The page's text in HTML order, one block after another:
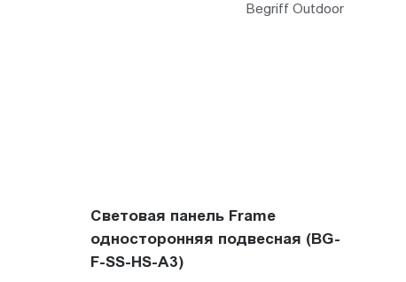
Begriff Outdoor
Световая панель Frame
односторонняя подвесная (BG-
F-SS-HS-A3)